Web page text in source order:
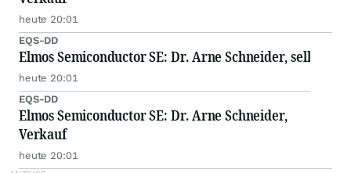
heute 20:01
EQS-DD
Elmos Semiconductor SE: Dr. Arne Schneider, sell
heute 20:01
EQS-DD
Elmos Semiconductor SE: Dr. Arne Schneider,
Verkauf
heute 20:01